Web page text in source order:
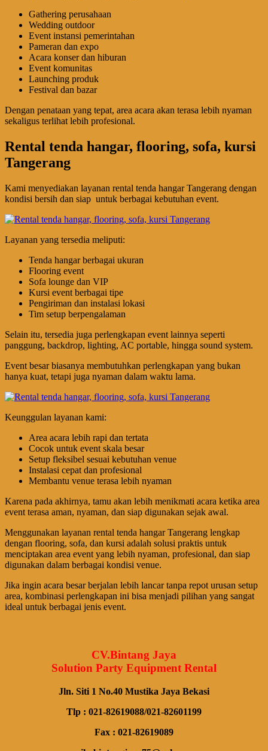
Gathering perusahaan
Wedding outdoor
Event instansi pemerintahan
Pameran dan expo
Acara konser dan hiburan
Event komunitas
Launching produk
Festival dan bazar
Dengan penataan yang tepat, area acara akan terasa lebih nyaman
sekaligus terlihat lebih profesional.
Rental tenda hangar, flooring, sofa, kursi
Tangerang
Kami menyediakan layanan rental tenda hangar Tangerang dengan
kondisi bersih dan siap untuk berbagai kebutuhan event.
Layanan yang tersedia meliputi:
Tenda hangar berbagai ukuran
Flooring event
Sofa lounge dan VIP
Kursi event berbagai tipe
Pengiriman dan instalasi lokasi
Tim setup berpengalaman
Selain itu, tersedia juga perlengkapan event lainnya seperti
panggung, backdrop, lighting, AC portable, hingga sound system.
Event besar biasanya membutuhkan perlengkapan yang bukan
hanya kuat, tetapi juga nyaman dalam waktu lama.
Keunggulan layanan kami:
Area acara lebih rapi dan tertata
Cocok untuk event skala besar
Setup fleksibel sesuai kebutuhan venue
Instalasi cepat dan profesional
Membantu venue terasa lebih nyaman
Karena pada akhirnya, tamu akan lebih menikmati acara ketika area
event terasa aman, nyaman, dan siap digunakan sejak awal.
Menggunakan layanan rental tenda hangar Tangerang lengkap
dengan flooring, sofa, dan kursi adalah solusi praktis untuk
menciptakan area event yang lebih nyaman, profesional, dan siap
digunakan dalam berbagai kondisi venue.
Jika ingin acara besar berjalan lebih lancar tanpa repot urusan setup
area, kombinasi perlengkapan ini bisa menjadi pilihan yang sangat
ideal untuk berbagai jenis event.
CV.Bintang Jaya
Solution Party Equipment Rental
Jln. Siti 1 No.40 Mustika Jaya Bekasi
Tlp : 021-82619088/021-82601199
Fax : 021-82619089